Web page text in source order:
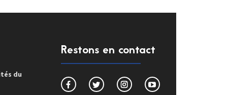
du
Restons en contact